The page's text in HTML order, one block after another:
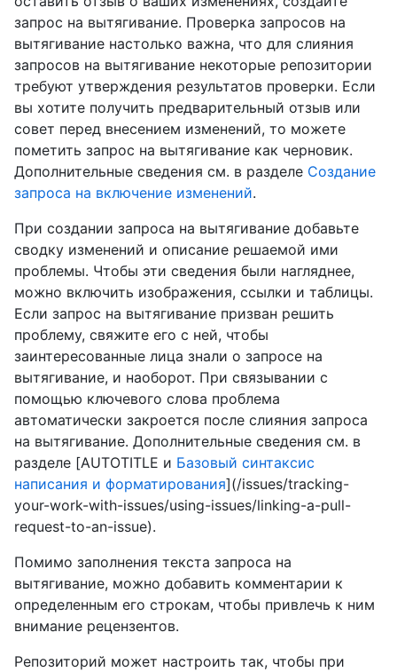
запрос на вытягивание. Проверка запросов на
вытягивание настолько важна, что для слияния
запросов на вытягивание некоторые репозитории
требуют утверждения результатов проверки. Если
вы хотите получить предварительный отзыв или
совет перед внесением изменений, то можете
пометить запрос на вытягивание как черновик.
Дополнительные сведения см. в разделе Создание
запроса на включение изменений.
При создании запроса на вытягивание добавьте
сводку изменений и описание решаемой ими
проблемы. Чтобы эти сведения были нагляднее,
можно включить изображения, ссылки и таблицы.
Если запрос на вытягивание призван решить
проблему, свяжите его с ней, чтобы
заинтересованные лица знали о запросе на
вытягивание, и наоборот. При связывании с
помощью ключевого слова проблема
автоматически закроется после слияния запроса
на вытягивание. Дополнительные сведения см. в
разделе [AUTOTITLE и Базовый синтаксис
написания и форматирования](/issues/tracking-
your-work-with-issues/using-issues/linking-a-pull-
request-to-an-issue).
Помимо заполнения текста запроса на
вытягивание, можно добавить комментарии к
определенным его строкам, чтобы привлечь к ним
внимание рецензентов.
Репозиторий может настроить так, чтобы при